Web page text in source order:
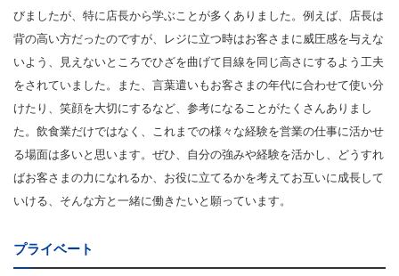
びましたが、特に店長から学ぶことが多くありました。例えば、店長は
背の高い方だったのですが、レジに立つ時はお客さまに威圧感を与えな
いよう、見えないところでひざを曲げて目線を同じ高さにするよう工夫
をされていました。また、言葉遣いもお客さまの年代に合わせて使い分
けたり、笑顔を大切にするなど、参考になることがたくさんありまし
た。飲食業だけではなく、これまでの様々な経験を営業の仕事に活かせ
る場面は多いと思います。ぜひ、自分の強みや経験を活かし、どうすれ
ばお客さまの力になれるか、お役に立てるかを考えてお互いに成長して
いける、そんな方と一緒に働きたいと願っています。
プライベート